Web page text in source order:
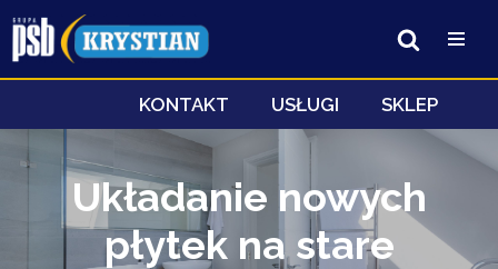
Przejdź
do
KONTAKT USŁUGI SKLEP
Układanie nowych
płytek na stare